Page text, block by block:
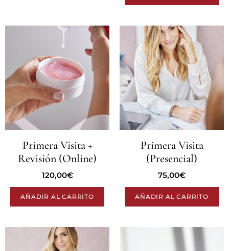
Primera Visita +
Revisión (Online)
120,00€
AÑADIR AL CARRITO
Primera Visita
(Presencial)
75,00€
AÑADIR AL CARRITO